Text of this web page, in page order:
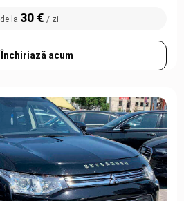
de la 30 € / zi
Închiriază acum